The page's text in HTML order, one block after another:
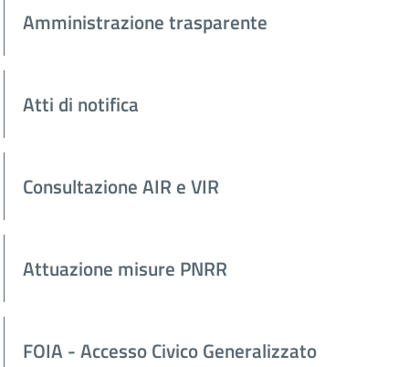
Amministrazione trasparente
Atti di notifica
Consultazione AIR e VIR
Attuazione misure PNRR
FOIA - Accesso Civico Generalizzato